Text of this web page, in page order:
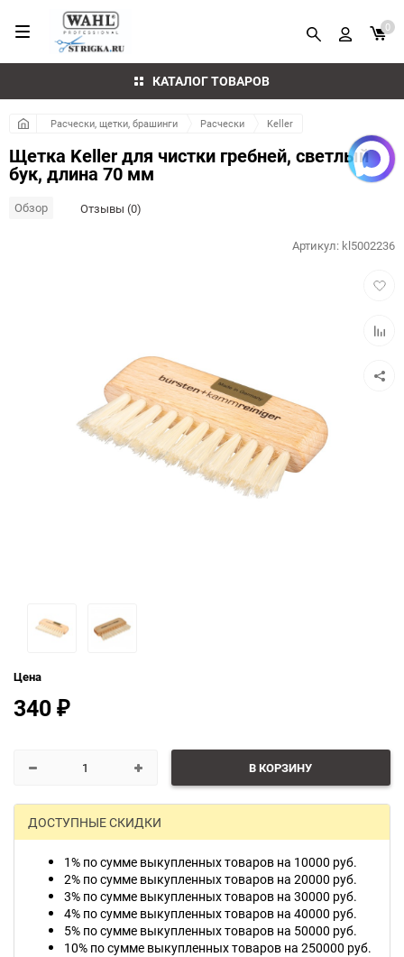
КАТАЛОГ ТОВАРОВ
0
Расчески, щетки, брашинги Расчески Keller
Щетка Keller для чистки гребней, светлый
бук, длина 70 мм
Обзор Отзывы (0)
Артикул: kl5002236
Цена
340 ₽
В КОРЗИНУ
ДОСТУПНЫЕ СКИДКИ
1% по сумме выкупленных товаров на 10000 руб.
2% по сумме выкупленных товаров на 20000 руб.
3% по сумме выкупленных товаров на 30000 руб.
4% по сумме выкупленных товаров на 40000 руб.
5% по сумме выкупленных товаров на 50000 руб.
10% по сумме выкупленных товаров на 250000 руб.